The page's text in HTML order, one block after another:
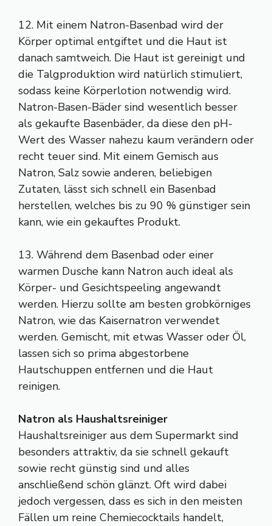
12. Mit einem Natron-Basenbad wird der
Körper optimal entgiftet und die Haut ist
danach samtweich. Die Haut ist gereinigt und
die Talgproduktion wird natürlich stimuliert,
sodass keine Körperlotion notwendig wird.
Natron-Basen-Bäder sind wesentlich besser
als gekaufte Basenbäder, da diese den pH-
Wert des Wasser nahezu kaum verändern oder
recht teuer sind. Mit einem Gemisch aus
Natron, Salz sowie anderen, beliebigen
Zutaten, lässt sich schnell ein Basenbad
herstellen, welches bis zu 90 % günstiger sein
kann, wie ein gekauftes Produkt.
13. Während dem Basenbad oder einer
warmen Dusche kann Natron auch ideal als
Körper- und Gesichtspeeling angewandt
werden. Hierzu sollte am besten grobkörniges
Natron, wie das Kaisernatron verwendet
werden. Gemischt, mit etwas Wasser oder Öl,
lassen sich so prima abgestorbene
Hautschuppen entfernen und die Haut
reinigen.
Natron als Haushaltsreiniger
Haushaltsreiniger aus dem Supermarkt sind
besonders attraktiv, da sie schnell gekauft
sowie recht günstig sind und alles
anschließend schön glänzt. Oft wird dabei
jedoch vergessen, dass es sich in den meisten
Fällen um reine Chemiecocktails handelt,